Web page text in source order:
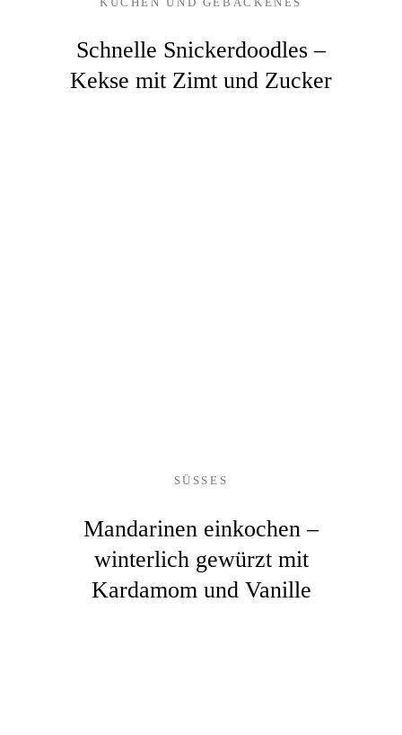
Schnelle Snickerdoodles –
Kekse mit Zimt und Zucker
SÜSSES
Mandarinen einkochen –
winterlich gewürzt mit
Kardamom und Vanille